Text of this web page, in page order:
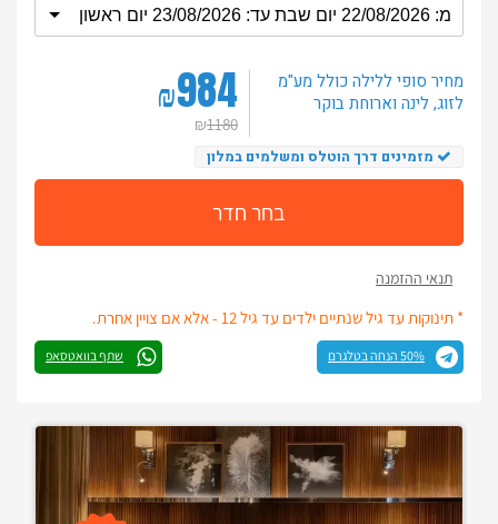
₪984
₪1180
מחיר סופי ללילה כולל מע"מ
לזוג, לינה וארוחת בוקר
מזמינים דרך הוטלס ומשלמים במלון
בחר חדר
תנאי ההזמנה
* תינוקות עד גיל שנתיים ילדים עד גיל 12 - אלא אם צויין אחרת.
50% הנחה בטלגרם שתף בוואטסאפ